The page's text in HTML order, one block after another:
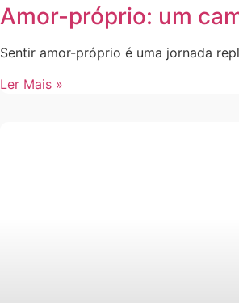
Amor-próprio: um
Sentir amor-próprio é uma jornada
Ler Mais »